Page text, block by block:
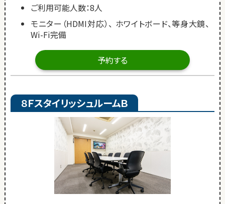
ご利用可能人数：8人
モニター（HDMI対応）、 ホワイトボード、等身大鏡、
Wi-Fi完備
予約する
８ＦスタイリッシュルームＢ